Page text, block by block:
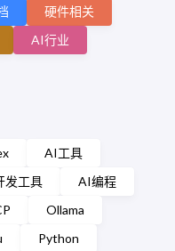
硬件相关
AI行业
AI工具
发工具
AI编程
Ollama
Python